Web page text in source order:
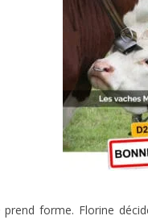
prend forme. Florine